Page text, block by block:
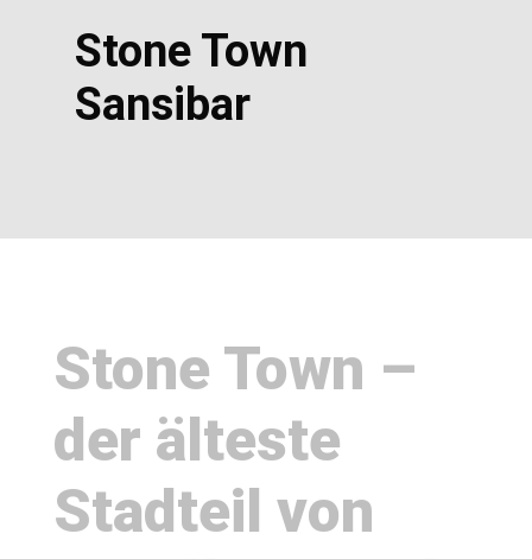
Stone Town
Sansibar
Stone Town –
der älteste
Stadteil von